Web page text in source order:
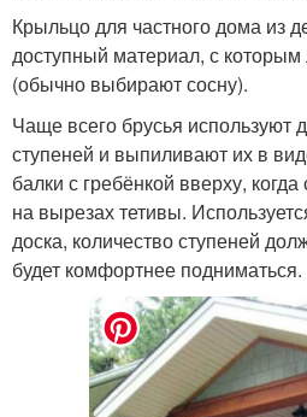
Крыльцо для частного дома из
доступный материал, с которым
(обычно выбирают сосну).
Чаще всего брусья используют
ступеней и выпиливают их в
балки с гребёнкой вверху,
на вырезах тетивы.
доска, количество ступеней
будет комфортнее подниматься.